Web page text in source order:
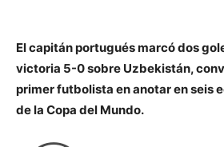
El capitán portugués marcó dos
victoria 5-0 sobre Uzbekistán,
primer futbolista en anotar en seis
de la Copa del Mundo.